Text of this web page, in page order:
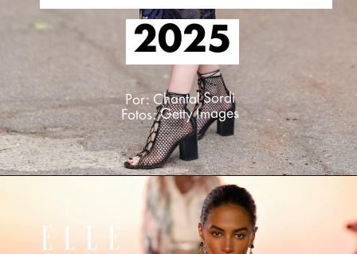
2025
2025
Por: Chantal Sordi
Fotos: Getty Images